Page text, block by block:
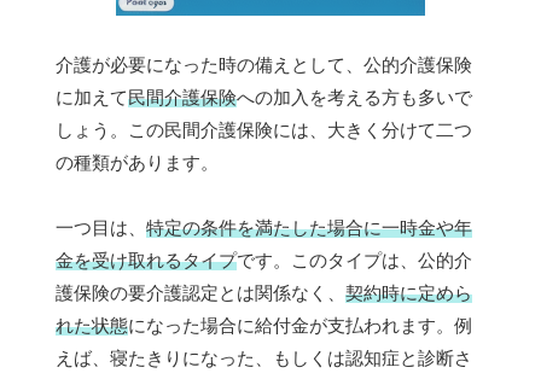
介護が必要になった時の備えとして、公的介護保険
に加えて民間介護保険への加入を考える方も多いで
しょう。この民間介護保険には、大きく分けて二つ
の種類があります。
一つ目は、 特定の条件を満たした場合に一時金や年
金を受け取れるタイプです。このタイプは、公的介
護保険の要介護認定とは関係なく、 契約時に定めら
れた状態になった場合に給付金が支払われます。例
えば、寝たきりになった、もしくは認知症と診断さ